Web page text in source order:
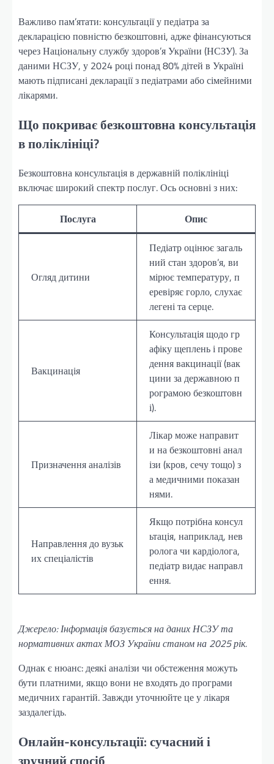
Важливо пам’ятати: консультації у педіатра за
декларацією повністю безкоштовні, адже фінансуються
через Національну службу здоров’я України (НСЗУ). За
даними НСЗУ, у 2024 році понад 80% дітей в Україні
мають підписані декларації з педіатрами або сімейними
лікарями.
Що покриває безкоштовна консультація
в поліклініці?
Безкоштовна консультація в державній поліклініці
включає широкий спектр послуг. Ось основні з них:
Послуга Опис
Огляд дитини
Педіатр оцінює загаль
ний стан здоров’я, ви
мірює температуру, п
еревіряє горло, слухає
легені та серце.
Вакцинація
Консультація щодо гр
афіку щеплень і прове
дення вакцинації (вак
цини за державною п
рограмою безкоштовн
і).
Призначення аналізів
Лікар може направит
и на безкоштовні анал
ізи (кров, сечу тощо) з
а медичними показан
нями.
Направлення до вузьк
их спеціалістів
Якщо потрібна консул
ьтація, наприклад, нев
ролога чи кардіолога,
педіатр видає направл
ення.
Джерело: Інформація базується на даних НСЗУ та
нормативних актах МОЗ України станом на 2025 рік.
Однак є нюанс: деякі аналізи чи обстеження можуть
бути платними, якщо вони не входять до програми
медичних гарантій. Завжди уточнюйте це у лікаря
заздалегідь.
Онлайн-консультації: сучасний і